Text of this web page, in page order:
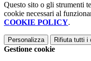
Questo sito o gli strumenti
cookie necessari al
COOKIE POLICY.
Personalizza Rifiuta tutti i
Gestione cookie